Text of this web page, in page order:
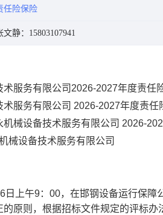
任险保险
文静：15803107941
服务有限公司2026-2027年度责任
服务有限公司 2026-2027年度责任
械设备技术服务有限公司 2026-
械设备技术服务有限公司
日上午9：00，在邯钢设备运行保
原则，根据招标文件规定的评标